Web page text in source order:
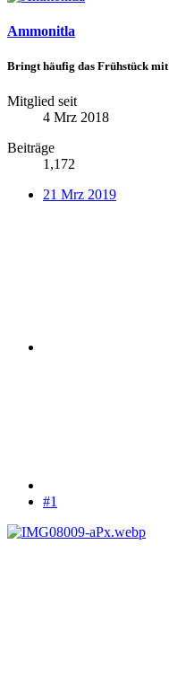
Ammonitla
Bringt häufig das Frühstück mit
Mitglied seit
4 Mrz 2018
Beiträge
1,172
21 Mrz 2019
#1